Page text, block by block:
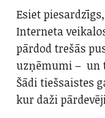
Esiet
Interneta
pārdod trešās
uzņēmumi – un
Šādi tiešsaistes
kur daži